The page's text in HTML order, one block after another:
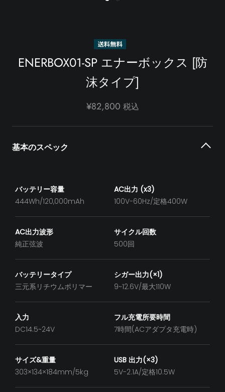
ENERBOX01-SP エナーボックス [防
沫タイプ]
¥82,800 税込
基本のスペック
バッテリー容量
444Wh/120,000mAh
AC出力 (x3)
100V-60Hz/定格400W
AC出力波形
純正弦波
サイクル回数
500回
バッテリータイプ
三元系リチウムポリマー
シガー出力(×1)
9~12.6V/最大110W
入力
DC14.5~24V
フル充電所要時間
7時間(ACアダプタ充電時)
サイズ&重量
303×134×184mm/5kg
USB 出力(×3)
5V-2.1A/定格10.5W